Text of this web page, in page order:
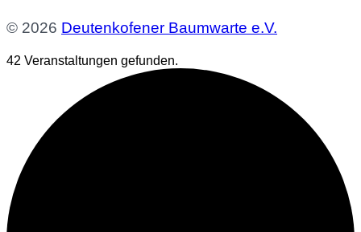
© 2026 Deutenkofener Baumwarte e.V.
42 Veranstaltungen gefunden.